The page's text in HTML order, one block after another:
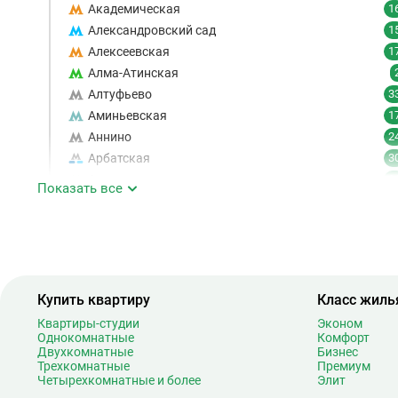
Академическая
Александровский сад
Алексеевская
Алма-Атинская
Алтуфьево
Аминьевская
Аннино
Арбатская
Бауманская
Беломорская
Белорусская
Беляево
Показать все
Купить квартиру
Квартиры-студии
Однокомнатные
Двухкомнатные
Трехкомнатные
Четырехкомнатные и более
Класс
Эконом
Комфорт
Бизнес
Премиум
Элит